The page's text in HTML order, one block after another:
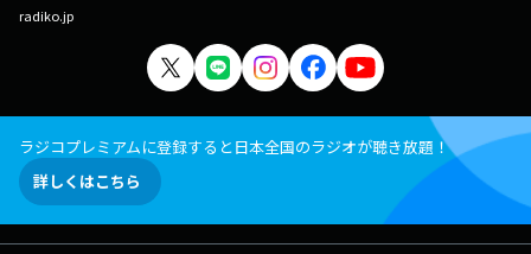
radiko.jp
ラジコプレミアムに登録すると日本全国のラジオが聴き放題！
詳しくはこちら